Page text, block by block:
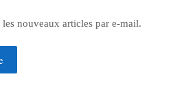
nouveaux articles par e-mail.